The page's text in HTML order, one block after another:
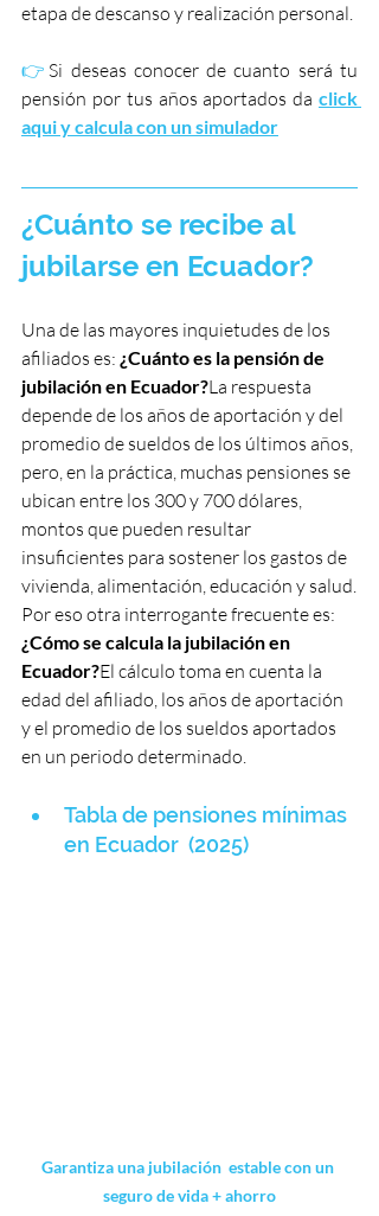
etapa de descanso y realización personal.
👉Si deseas conocer de cuanto será tu
pensión por tus años aportados da click
aqui y calcula con un simulador
¿Cuánto se recibe al
jubilarse en Ecuador?
Una de las mayores inquietudes de los
afiliados es: ¿Cuánto es la pensión de
jubilación en Ecuador?La respuesta
depende de los años de aportación y del
promedio de sueldos de los últimos años,
pero, en la práctica, muchas pensiones se
ubican entre los 300 y 700 dólares,
montos que pueden resultar
insuficientes para sostener los gastos de
vivienda, alimentación, educación y salud.
Por eso otra interrogante frecuente es:
¿Cómo se calcula la jubilación en
Ecuador?El cálculo toma en cuenta la
edad del afiliado, los años de aportación
y el promedio de los sueldos aportados
en un periodo determinado.
Tabla de pensiones mínimas
en Ecuador  (2025)
Garantiza una jubilación  estable con un
seguro de vida + ahorro